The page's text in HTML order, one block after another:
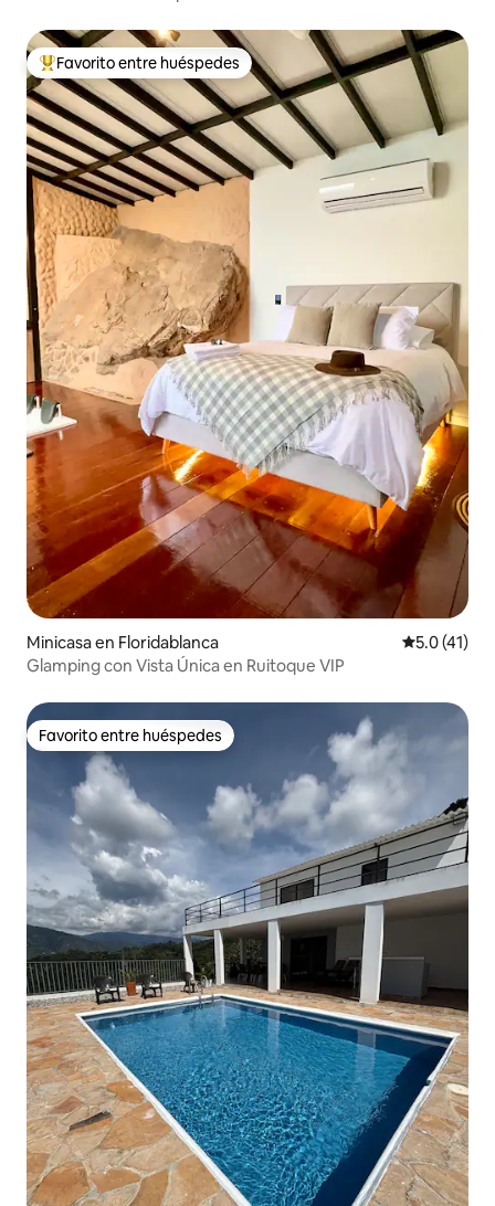
De los mejores en Favorito entre huéspedes
Favorito entre huéspedes
Minicasa en Floridablanca Calificación
5.0 (41)
Glamping con Vista Única en Ruitoque VIP
Favorito entre huéspedes
Favorito entre huéspedes